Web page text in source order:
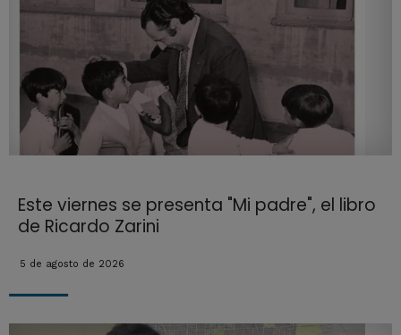
Este viernes se presenta "Mi padre", el libro
de Ricardo Zarini
5 de agosto de 2026